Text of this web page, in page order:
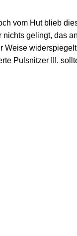
vom Hut blieb
gelingt, das
Pulsnitzer III.